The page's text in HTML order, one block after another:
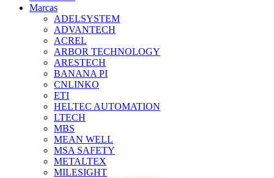
Marcas
ADELSYSTEM
ADVANTECH
ACREL
ARBOR TECHNOLOGY
ARESTECH
BANANA PI
CNLINKO
ETI
HELTEC AUTOMATION
LTECH
MBS
MEAN WELL
MSA SAFETY
METALTEX
MILESIGHT